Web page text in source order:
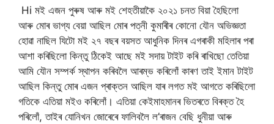
Hi মই এজন পুৰুষ আৰু মই শেহতীয়াকৈ ২০২১ চনত বিয়া হৈছিলো
আৰু মোৰ ভাগ্য বেয়া আছিল মোৰ পত্নী কুমাৰীৰ কোনো যৌন অভিজ্ঞতা
হোৱা নাছিল যিটো মই ২৭ বছৰ বয়সত আধুনিক দিনৰ এগৰাকী মহিলাৰ পৰা
আশা কৰিছিলো কিন্তু ঠিকেই আছে মই সদায় টাইট কৰি ৰাখিছো তেতিয়া
আমি যৌন সম্পৰ্ক স্থাপন কৰিবলৈ আৰম্ভ কৰিলোঁ কাৰণ তাই ইমান টাইট
আছিল কিন্তু মোৰ এজন প্ৰাক্তন আছিল যাৰ লগত মই আগতে কৰিছিলো
গতিকে এতিয়া মইও কৰিলোঁ। এতিয়া কেইমাহমানৰ ভিতৰতে বিৰক্ত হৈ
পৰিলোঁ, তাইৰ যোনিখন জোৰেৰে ফালিবলৈ ল’ৰাজন বেছি ধুনীয়া আৰু